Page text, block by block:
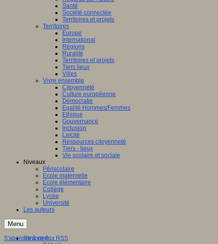
Santé
Société connectée
Territoires et projets
Territoires
Europe
International
Régions
Ruralité
Territoires et projets
Tiers lieux
Villes
Vivre ensemble
Citoyenneté
Culture européenne
Démocratie
Egalité Hommes/Femmes
Ethique
Gouvernance
Inclusion
Laïcité
Ressources citoyenneté
Tiers - lieux
Vie scolaire et sociale
Niveaux
Périscolaire
Ecole maternelle
Ecole élémentaire
Collège
Lycée
Université
Les auteurs
Menu
S'informer
S'abonner à ce flux RSS